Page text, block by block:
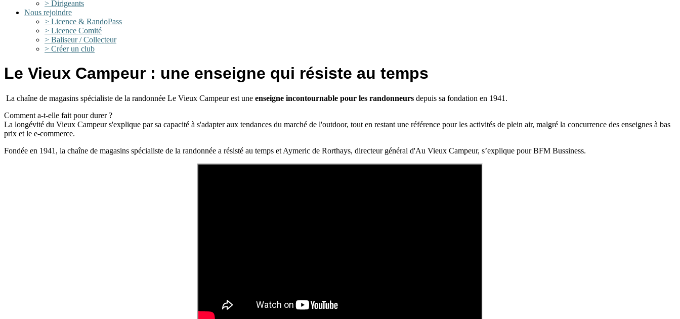
> Dirigeants
Nous rejoindre
> Licence & RandoPass
> Licence Comité
> Baliseur / Collecteur
> Créer un club
Le Vieux Campeur : une enseigne qui résiste au temps
La chaîne de magasins spécialiste de la randonnée Le Vieux Campeur est une enseigne incontournable pour les randonneurs depuis sa fondation en 1941.
Comment a-t-elle fait pour durer ?
La longévité du Vieux Campeur s'explique par sa capacité à s'adapter aux tendances du marché de l'outdoor, tout en restant une référence pour les activités de plein air, malgré la concurrence des enseignes à bas
prix et le e-commerce.
Fondée en 1941, la chaîne de magasins spécialiste de la randonnée a résisté au temps et Aymeric de Rorthays, directeur général d'Au Vieux Campeur, s’explique pour BFM Bussiness.